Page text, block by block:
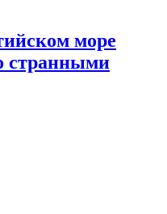
море
странными